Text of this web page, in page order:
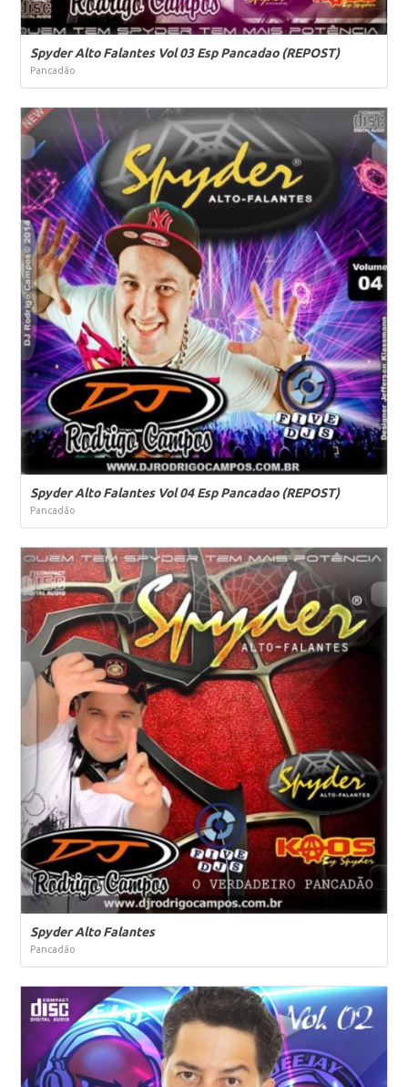
Spyder Alto Falantes Vol 03 Esp Pancadao (REPOST)
Pancadão
Spyder Alto Falantes Vol 04 Esp Pancadao (REPOST)
Pancadão
Spyder Alto Falantes
Pancadão